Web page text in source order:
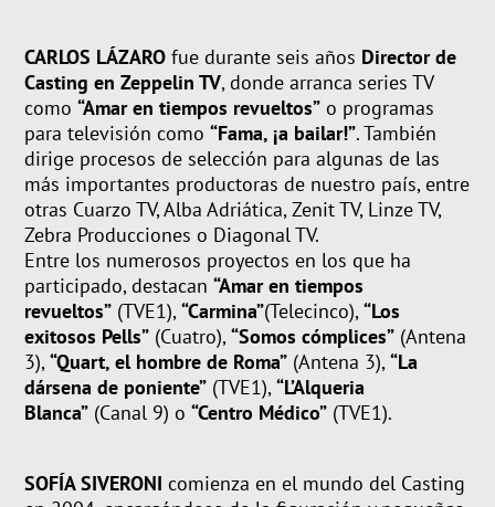
CARLOS LÁZARO fue durante seis años Director de
Casting en Zeppelin TV, donde arranca series TV
como “Amar en tiempos revueltos” o programas
para televisión como “Fama, ¡a bailar!”. También
dirige procesos de selección para algunas de las
más importantes productoras de nuestro país, entre
otras Cuarzo TV, Alba Adriática, Zenit TV, Linze TV,
Zebra Producciones o Diagonal TV.
Entre los numerosos proyectos en los que ha
participado, destacan “Amar en tiempos
revueltos” (TVE1), “Carmina”(Telecinco), “Los
exitosos Pells” (Cuatro), “Somos cómplices” (Antena
3), “Quart, el hombre de Roma” (Antena 3), “La
dársena de poniente” (TVE1), “L’Alqueria
Blanca” (Canal 9) o “Centro Médico” (TVE1).
SOFÍA SIVERONI comienza en el mundo del Casting